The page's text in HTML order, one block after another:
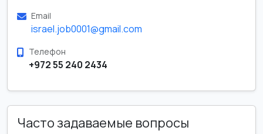
Email
israel.job0001@gmail.com
Телефон
+972 55 240 2434
Часто задаваемые вопросы